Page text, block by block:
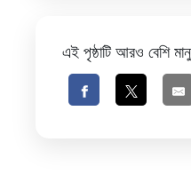
এই পৃষ্ঠাটি আরও বেশি